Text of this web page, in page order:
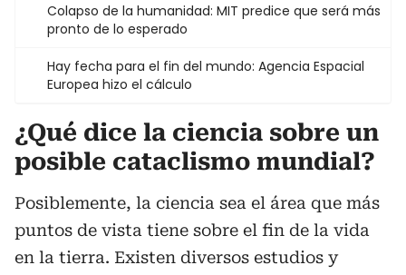
Colapso de la humanidad: MIT predice que será más
pronto de lo esperado
Hay fecha para el fin del mundo: Agencia Espacial
Europea hizo el cálculo
¿Qué dice la ciencia sobre un
posible cataclismo mundial?
Posiblemente, la ciencia sea el área que más
puntos de vista tiene sobre el fin de la vida
en la tierra. Existen diversos estudios y